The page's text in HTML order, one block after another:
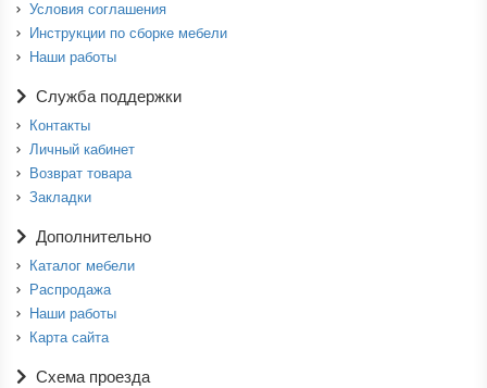
Условия соглашения
Инструкции по сборке мебели
Наши работы
Служба поддержки
Контакты
Личный кабинет
Возврат товара
Закладки
Дополнительно
Каталог мебели
Распродажа
Наши работы
Карта сайта
Схема проезда